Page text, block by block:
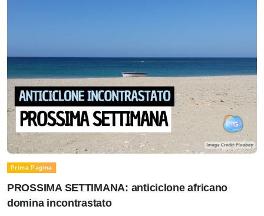
Prima Pagina
PROSSIMA SETTIMANA: anticiclone africano
domina incontrastato